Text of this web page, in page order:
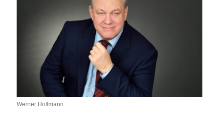
Werner Hoffmann .